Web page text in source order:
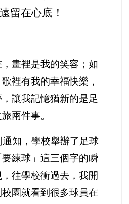
留在心底！
畫裡是我的笑容；如
裡有我的幸福快樂，
讓我記憶猶新的是足
兩件事。
知，學校舉辦了足球
練球」這三個字的瞬
往學校衝過去，我開
園就看到很多球員在